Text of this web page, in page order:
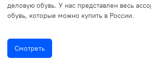
деловую обувь. У нас представлен весь
обувь, которые можно купить в России.
Смотреть